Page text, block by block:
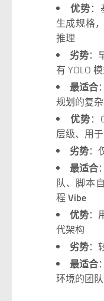
优势
生成规格
推理
劣势：
有 YOLO
最适合
规划的复
优势
层级、用
劣势：
最适合
队、脚本
程 Vibe
优势：
代架构
劣势：
最适合
环境的团队